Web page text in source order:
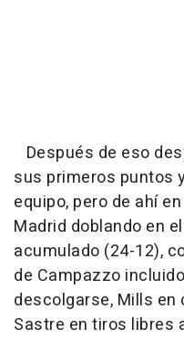
Después de eso
sus primeros puntos
equipo, pero de ahí
Madrid doblando en
acumulado (24-12),
de Campazzo
descolgarse, Mills
Sastre en tiros libres